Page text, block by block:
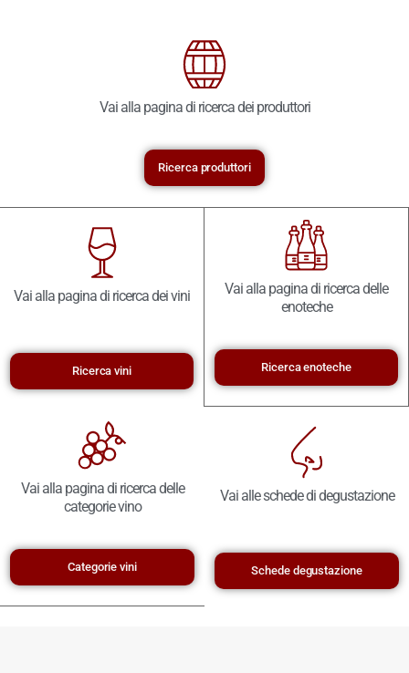
Vai alla pagina di ricerca dei produttori
Ricerca produttori
Vai alla pagina di ricerca dei vini
Ricerca vini
Vai alla pagina di ricerca delle
enoteche
Ricerca enoteche
Vai alla pagina di ricerca delle
categorie vino
Categorie vini
Vai alle schede di degustazione
Schede degustazione